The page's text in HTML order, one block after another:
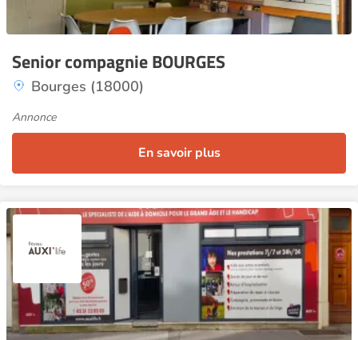
Senior compagnie BOURGES
Bourges (18000)
Annonce
En savoir plus